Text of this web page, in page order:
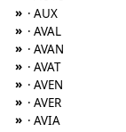
» · AUX
» · AVAL
» · AVAN
» · AVAT
» · AVEN
» · AVER
» · AVIA